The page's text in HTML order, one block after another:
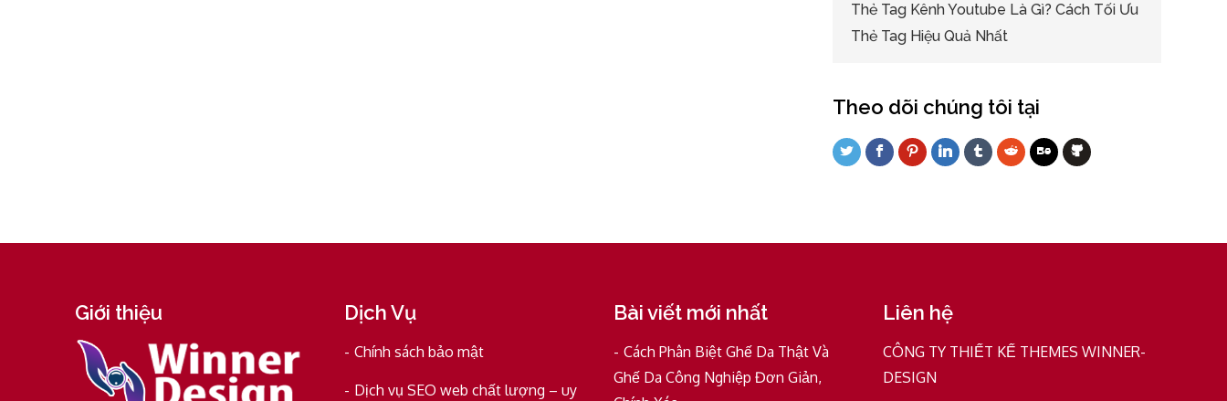
Thẻ Tag Kênh Youtube Là Gì? Cách Tối Ưu
Thẻ Tag Hiệu Quả Nhất
Theo dõi chúng tôi tại
Giới thiệu Dịch Vụ
Chính sách bảo mật
Dịch vụ SEO web chất lượng – uy
Bài viết mới nhất
Cách Phân Biệt Ghế Da Thật Và
Ghế Da Công Nghiệp Đơn Giản,
Liên hệ
CÔNG TY THIẾT KẾ THEMES WINNER-
DESIGN